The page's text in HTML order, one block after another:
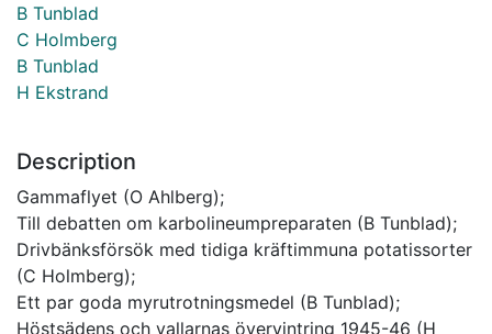
B Tunblad
C Holmberg
B Tunblad
H Ekstrand
Description
Gammaflyet (O Ahlberg);
Till debatten om karbolineumpreparaten (B Tunblad);
Drivbänksförsök med tidiga kräftimmuna potatissorter
(C Holmberg);
Ett par goda myrutrotningsmedel (B Tunblad);
Höstsädens och vallarnas övervintring 1945-46 (H